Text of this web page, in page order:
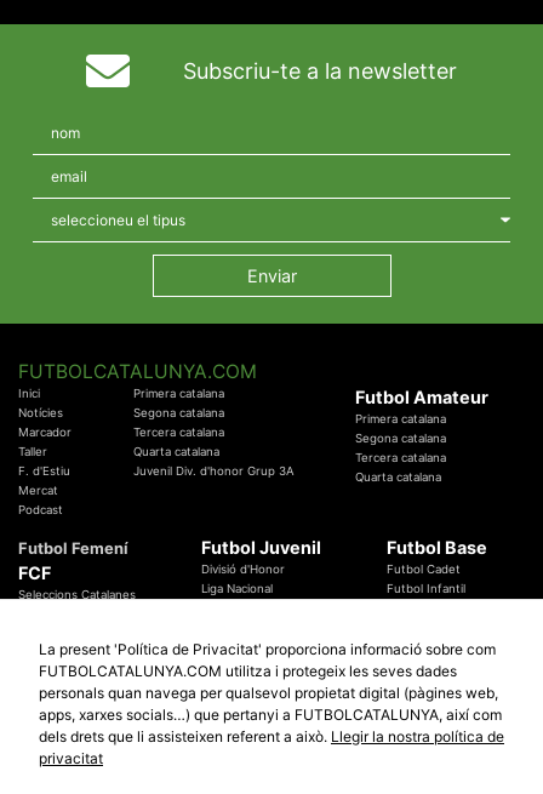
Subscriu-te a la newsletter
FUTBOLCATALUNYA.COM
Inici
Notícies
Marcador
Taller
F. d'Estiu
Mercat
Podcast
Primera catalana
Segona catalana
Tercera catalana
Quarta catalana
Juvenil Div. d'honor Grup 3A
Futbol Amateur
Primera catalana
Segona catalana
Tercera catalana
Quarta catalana
Futbol Femení
FCF
Seleccions Catalanes
Temes Federatius
Futbol Juvenil
Divisió d'Honor
Liga Nacional
Futbol Base
Futbol Cadet
Futbol Infantil
Futbol Catalunya
Promocions
Sortejos
Participació
Especials
Copa Catalunya Absoluta 2019
Copa del Rei 2019 - 2020
La present 'Política de Privacitat' proporciona informació sobre com
FUTBOLCATALUNYA.COM utilitza i protegeix les seves dades
personals quan navega per qualsevol propietat digital (pàgines web,
apps, xarxes socials…) que pertanyi a FUTBOLCATALUNYA, així com
dels drets que li assisteixen referent a això. Llegir la nostra política de
privacitat